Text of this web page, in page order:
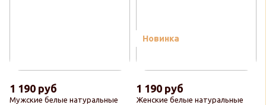
Мужские белые натуральные
1 190 руб
Новинка
Женские белые натуральные
1 190 руб